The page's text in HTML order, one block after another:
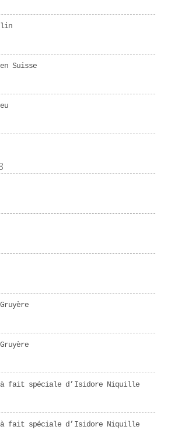
Suisse
fait spéciale d’Isidore Niquille
fait spéciale d’Isidore Niquille